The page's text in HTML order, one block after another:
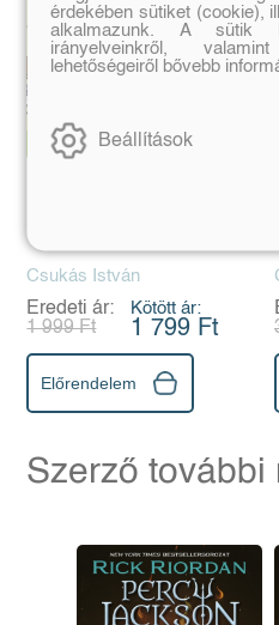
Csukás István
Eredeti ár:
1 999 Ft
Kötött ár:
1 799 Ft
Előrendelem
Szerző további
érdekében sütiket (cookie),
alkalmazunk. A sütik
irányelveinkről,
lehetőségeiről bővebb
Beállítások